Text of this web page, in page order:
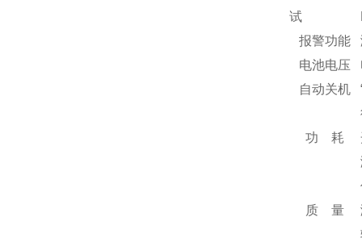
试
报警功能
电池电压
自动关机
功 耗
质 量